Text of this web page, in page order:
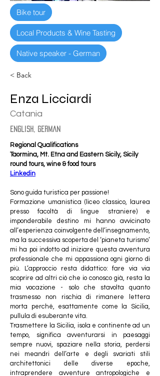
Bike tour
Local Products & Wine Tasting
Native speaker - German
< Back
Enza Licciardi
Catania
english, german
Regional Qualifications
Taormina, Mt. Etna and Eastern Sicily, Sicily
round tours, wine & food tours
Linkedin
Sono guida turistica per passione!
Formazione umanistica (liceo classico, laurea
presso facoltà di lingue straniere) e
imponderabile destino mi hanno avvicinato
all’esperienza coinvolgente dell’insegnamento,
ma la successiva scoperta del ‘pianeta turismo’
mi ha poi indotto ad iniziare questa avventura
professionale che mi appassiona ogni giorno di
più. L’approccio resta didattico: fare via via
scoprire ad altri ciò che io conosco già, resta la
mia vocazione - solo che stavolta quanto
trasmesso non rischia di rimanere lettera
morta perché, esattamente come la Sicilia,
pullula di esuberante vita.
Trasmettere la Sicilia, isola e continente ad un
tempo, significa avventurarsi in paesaggi
sempre nuovi, spaziare nella storia, perdersi
nei meandri dell’arte e degli svariati stili
architettonici delle diverse epoche,
intraprendere avventure antropologiche e